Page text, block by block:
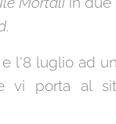
.
l'8 luglio ad
vi porta al